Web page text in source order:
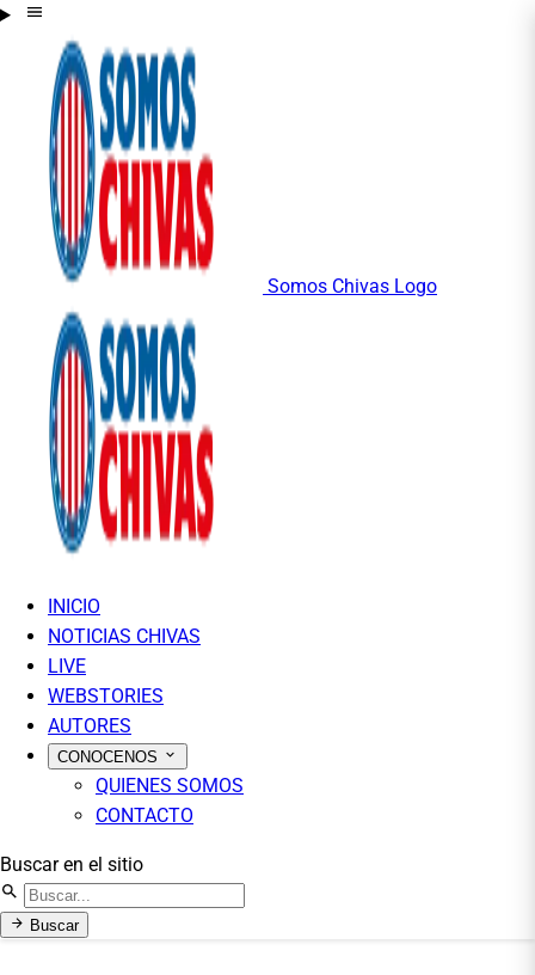
Somos Chivas Logo
INICIO
NOTICIAS CHIVAS
LIVE
WEBSTORIES
AUTORES
CONOCENOS
QUIENES SOMOS
CONTACTO
Buscar en el sitio
Buscar